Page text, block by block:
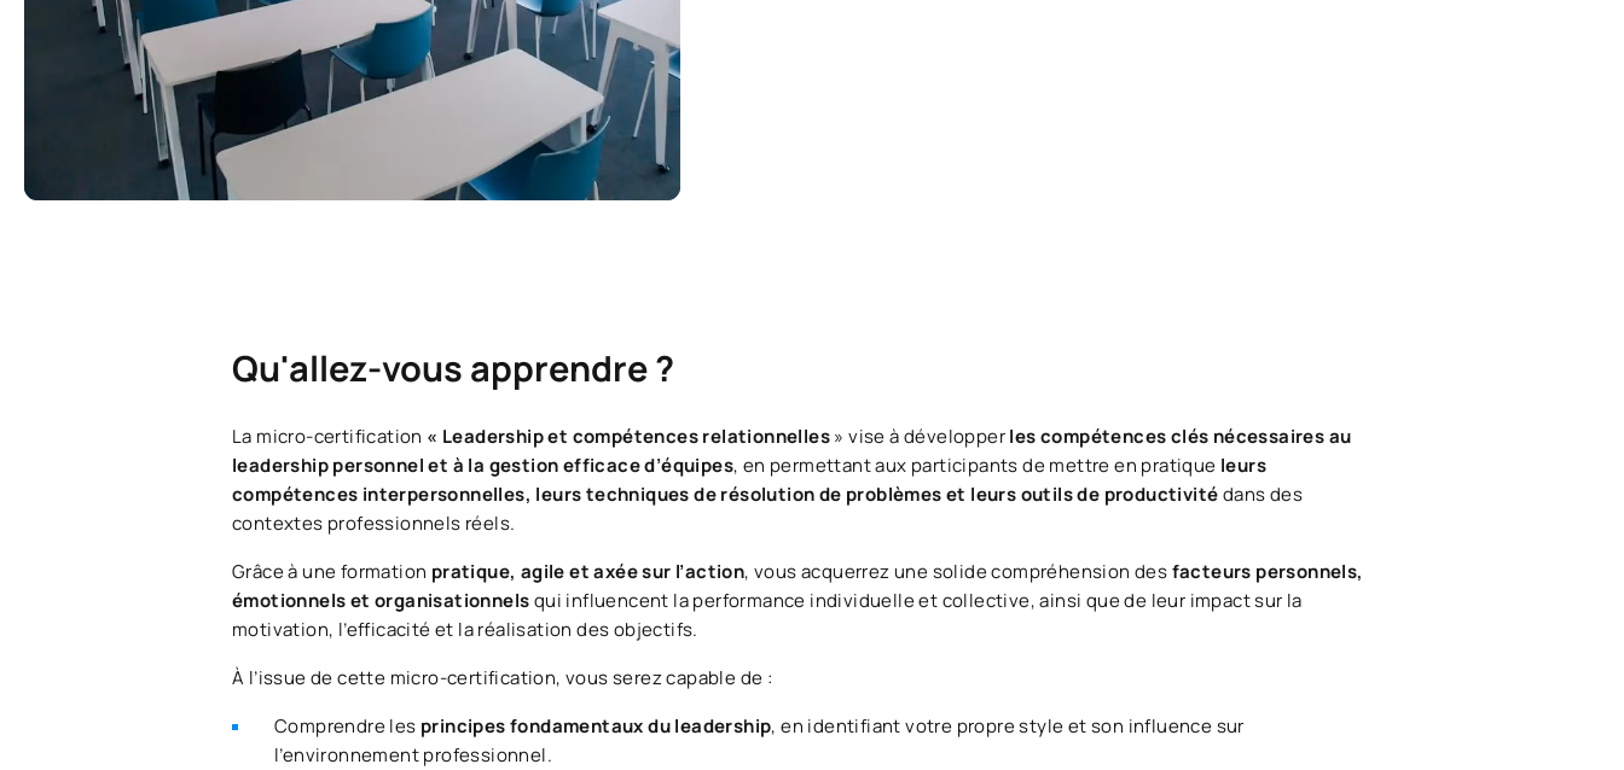
Qu'allez-vous apprendre ?
La micro-certification « Leadership et compétences relationnelles» vise à développerles compétences clés nécessaires au
leadership personnel et à la gestion efficace d’équipes, en permettant aux participants de mettre en pratique leurs
compétences interpersonnelles, leurs techniques de résolution de problèmes et leurs outils de productivitédans des
contextes professionnels réels.
Grâce à une formation pratique, agile et axée sur l’action, vous acquerrez une solide compréhension desfacteurs personnels,
émotionnels et organisationnelsqui influencent la performance individuelle et collective, ainsi que de leur impact sur la
motivation, l’efficacité et la réalisation des objectifs.
À l’issue de cette micro-certification, vous serez capable de :
Comprendre les principes fondamentaux du leadership, en identifiant votre propre style et son influence sur
l’environnement professionnel.